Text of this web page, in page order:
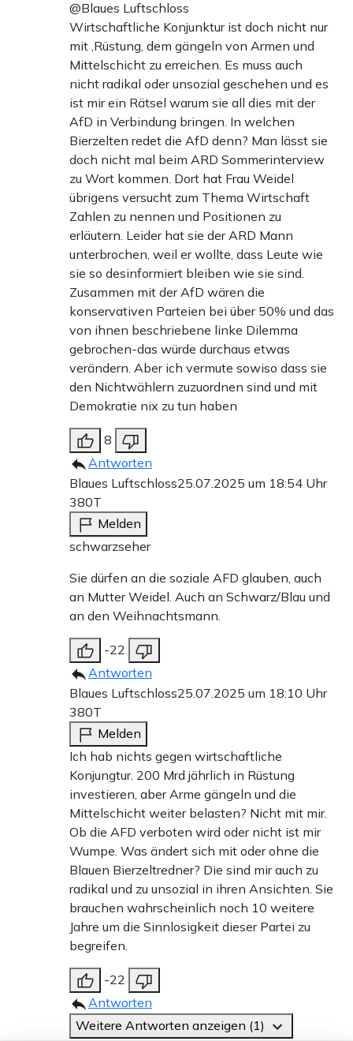
@Blaues Luftschloss
Wirtschaftliche Konjunktur ist doch nicht nur
mit ‚Rüstung, dem gängeln von Armen und
Mittelschicht zu erreichen. Es muss auch
nicht radikal oder unsozial geschehen und es
ist mir ein Rätsel warum sie all dies mit der
AfD in Verbindung bringen. In welchen
Bierzelten redet die AfD denn? Man lässt sie
doch nicht mal beim ARD Sommerinterview
zu Wort kommen. Dort hat Frau Weidel
übrigens versucht zum Thema Wirtschaft
Zahlen zu nennen und Positionen zu
erläutern. Leider hat sie der ARD Mann
unterbrochen, weil er wollte, dass Leute wie
sie so desinformiert bleiben wie sie sind.
Zusammen mit der AfD wären die
konservativen Parteien bei über 50% und das
von ihnen beschriebene linke Dilemma
gebrochen-das würde durchaus etwas
verändern. Aber ich vermute sowiso dass sie
den Nichtwählern zuzuordnen sind und mit
Demokratie nix zu tun haben
8
Antworten
Blaues Luftschloss25.07.2025 um 18:54 Uhr
380T
Melden
schwarzseher
Sie dürfen an die soziale AFD glauben, auch
an Mutter Weidel. Auch an Schwarz/Blau und
an den Weihnachtsmann.
-22
Antworten
Blaues Luftschloss25.07.2025 um 18:10 Uhr
380T
Melden
Ich hab nichts gegen wirtschaftliche
Konjungtur. 200 Mrd jährlich in Rüstung
investieren, aber Arme gängeln und die
Mittelschicht weiter belasten? Nicht mit mir.
Ob die AFD verboten wird oder nicht ist mir
Wumpe. Was ändert sich mit oder ohne die
Blauen Bierzeltredner? Die sind mir auch zu
radikal und zu unsozial in ihren Ansichten. Sie
brauchen wahrscheinlich noch 10 weitere
Jahre um die Sinnlosigkeit dieser Partei zu
begreifen.
-22
Antworten
Weitere Antworten anzeigen (1)